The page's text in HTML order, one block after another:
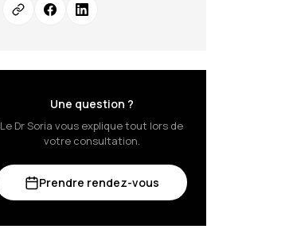
Une question ?
Le Dr Soria vous explique tout lors de
votre consultation.
Prendre rendez-vous